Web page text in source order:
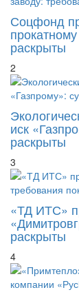
Соцфонд
раскрыты
2
иск
раскрыты
3
«ТД ИТС»
раскрыты
4